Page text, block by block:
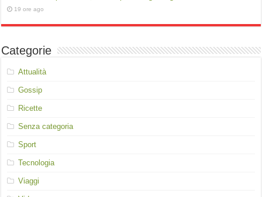
19 ore ago
Categorie
Attualità
Gossip
Ricette
Senza categoria
Sport
Tecnologia
Viaggi